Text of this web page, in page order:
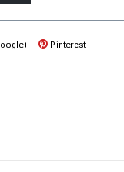
Pinterest